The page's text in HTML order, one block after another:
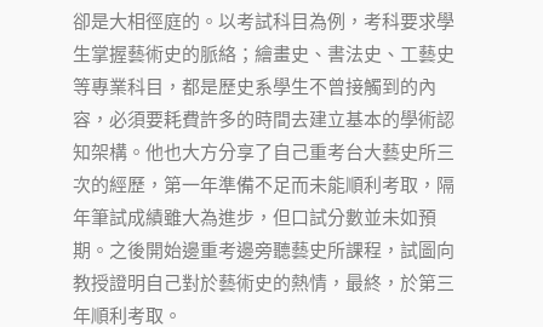
卻是大相徑庭的。以考試科目為例，考科要求學
生掌握藝術史的脈絡；繪畫史、書法史、工藝史
等專業科目，都是歷史系學生不曾接觸到的內
容，必須要耗費許多的時間去建立基本的學術認
知架構。他也大方分享了自己重考台大藝史所三
次的經歷，第一年準備不足而未能順利考取，隔
年筆試成績雖大為進步，但口試分數並未如預
期。之後開始邊重考邊旁聽藝史所課程，試圖向
教授證明自己對於藝術史的熱情，最終，於第三
年順利考取。